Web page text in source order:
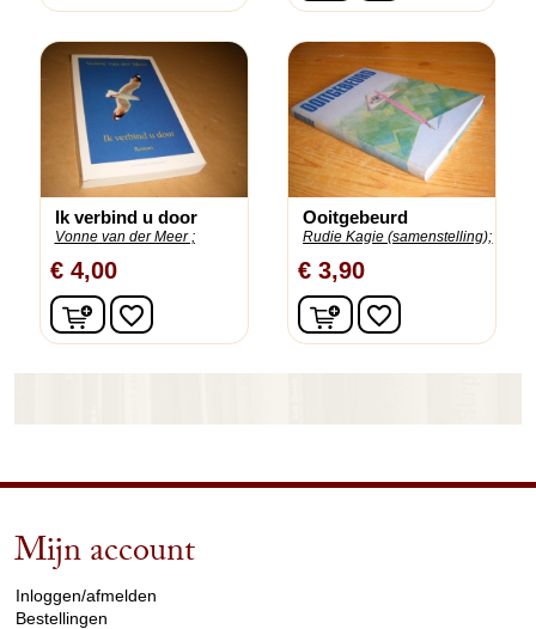
Ik verbind u door
Vonne van der Meer ;
€ 4,00
In winkelwagen
favorite_border
Ooitgebeurd
Rudie Kagie (samenstelling);
€ 3,90
In winkelwagen
favorite_border
Mijn account
Inloggen/afmelden
Bestellingen